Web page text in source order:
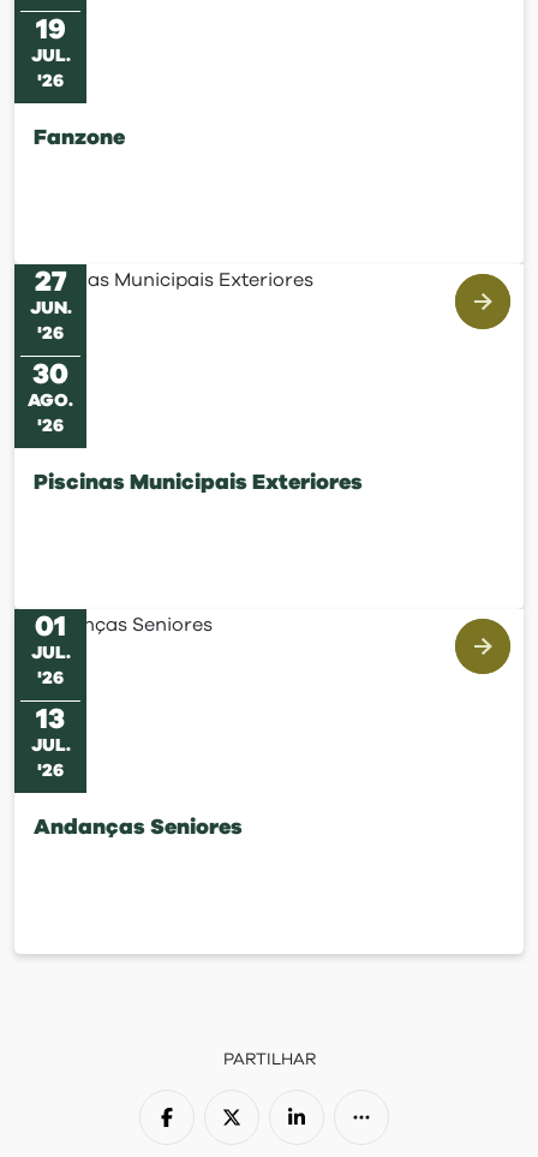
19
JUL.
'26
Fanzone
27
JUN .
'26
30
AGO.
'26
Piscinas Municipais Exteriores
01
JUL.
'26
13
JUL.
'26
Andanças Seniores
PARTILHAR